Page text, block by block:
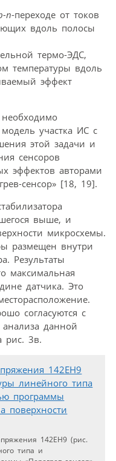
n-переходе от токов
вдоль полосы
термо-ЭДС,
температуры вдоль
эффект
участка ИС с
этой задачи и
сенсоров
эффектов авторами
сенсор» [18, 19].
выше, и
микросхемы.
размещен внутри
Результаты
максимальная
датчика. Это
согласуются с
анализа данной
рис. 3в.
142ЕН9 (рис.
типа и